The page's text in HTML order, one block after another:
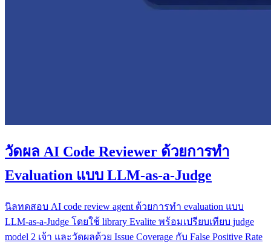
วัดผล AI Code Reviewer ด้วยการทำ
Evaluation แบบ LLM-as-a-Judge
นิลทดสอบ AI code review agent ด้วยการทำ evaluation แบบ
LLM-as-a-Judge โดยใช้ library Evalite พร้อมเปรียบเทียบ judge
model 2 เจ้า และวัดผลด้วย Issue Coverage กับ False Positive Rate